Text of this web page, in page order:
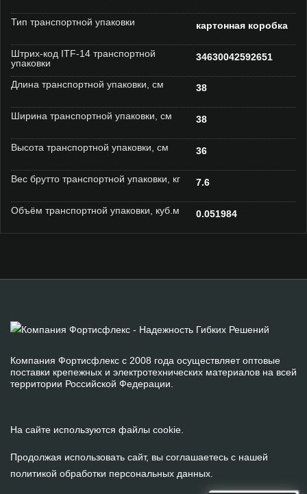
Тип транспортной упаковки картонная коробка
Штрих-код ITF-14 транспортной
упаковки
34630042592651
Длина транспортной упаковки, см 38
Ширина транспортной упаковки, см 38
Высота транспортной упаковки, см 36
Вес брутто транспортной упаковки, кг 7.6
Объём транспортной упаковки, куб.м 0.051984
Компания Фортисфлекс с 2008 года осуществляет оптовые
поставки крепежных и электротехнических материалов на всей
территории Российской Федерации.
На сайте используются файлы cookie.
Продолжая использовать сайт, вы соглашаетесь с нашей
политикой обработки персональных данных